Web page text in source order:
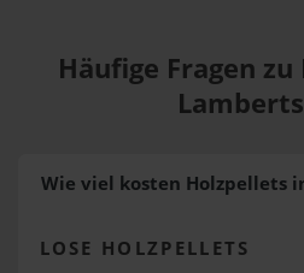
Häufige Fragen
Wie viel kosten Holzpellets
LOSE HOLZPELLETS